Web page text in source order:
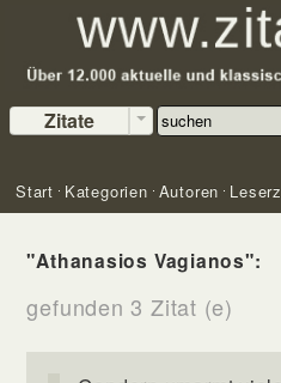
Zitate
Start Kategorien Autoren
"Athanasios Vagianos":
gefunden 3 Zitat (e)